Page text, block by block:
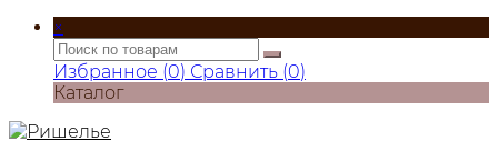
×
Избранное (0) Сравнить (0)
Каталог